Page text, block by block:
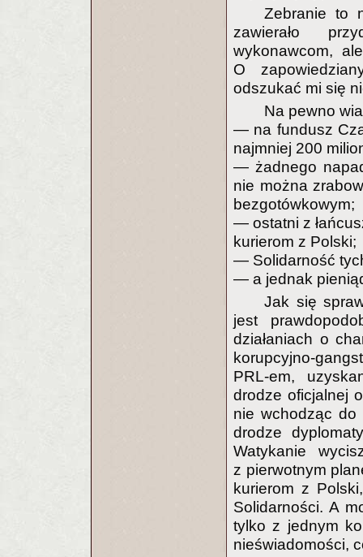
Zebranie to
zawierało
wykonawcom,
O
odszukać mi się
Na pewno
— na fundusz
najmniej 200
— żadnego
nie można
bezgotówkowym;
— ostatni z
kurierom z Polski;
— Solidarność
— a jednak
Jak się
jest
działaniach o
korupcyjno-
PRL-em,
drodze oficjalnej
nie wchodząc do
drodze
Watykanie
z pierwotnym
kurierom z
Solidarności. A
tylko z jednym
nieświadomości,